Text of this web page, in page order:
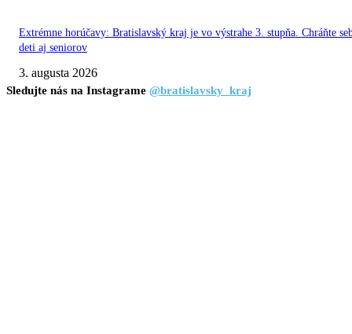
Extrémne horúčavy: Bratislavský kraj je vo výstrahe 3. stupňa. Chráňte
deti aj seniorov
3. augusta 2026
Sledujte nás na Instagrame @bratislavsky_kraj